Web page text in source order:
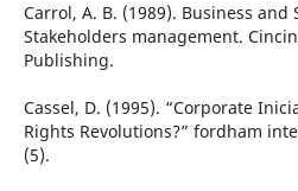
Carrol, A. B. (1989). Business and
Stakeholders management.
Publishing.
Cassel, D. (1995). “Corporate
Rights Revolutions?” fordham
(5).